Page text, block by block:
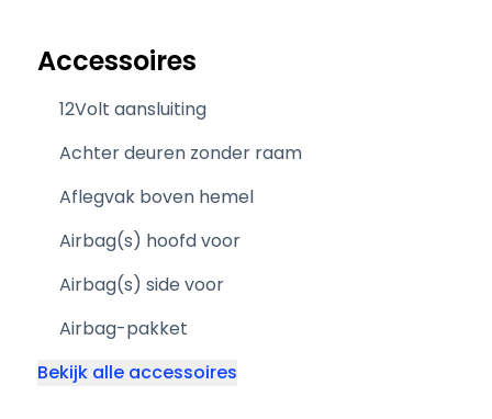
Accessoires
12Volt aansluiting
Achter deuren zonder raam
Aflegvak boven hemel
Airbag(s) hoofd voor
Airbag(s) side voor
Airbag-pakket
Bekijk alle accessoires